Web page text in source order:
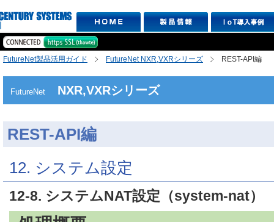
FutureNet製品活用ガイド FutureNet NXR,VXRシリーズ REST-API編
FutureNet NXR,VXRシリーズ
REST-API編
12. システム設定
12-8. システムNAT設定（system-nat）